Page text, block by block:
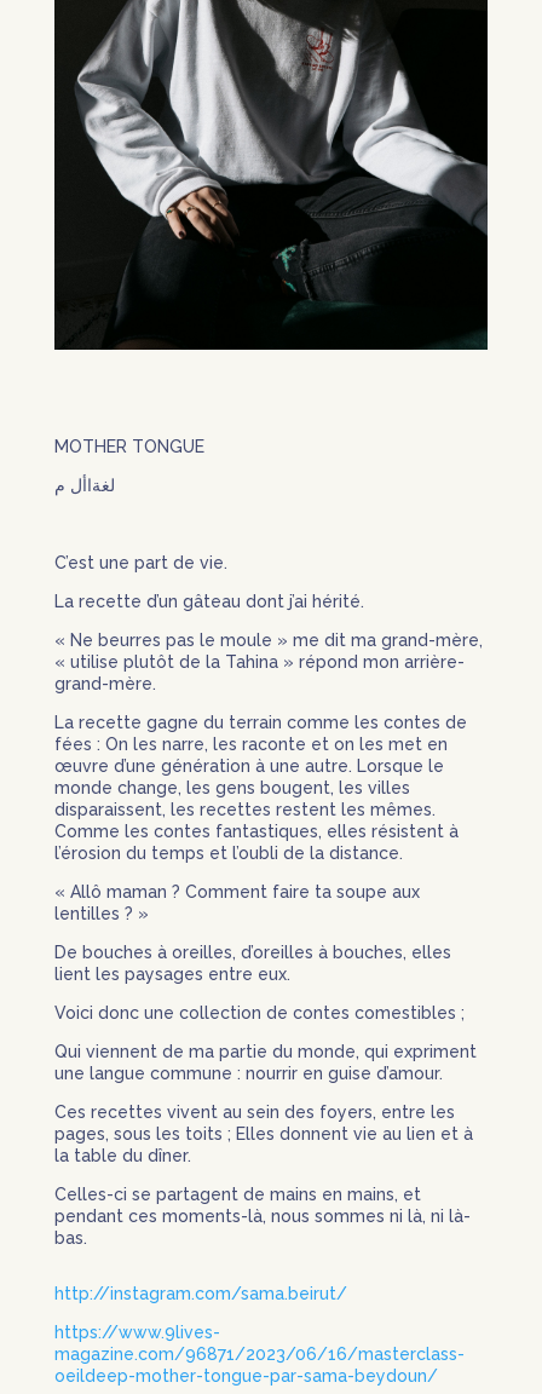
MOTHER TONGUE
لغةاأل م
C’est une part de vie.
La recette d’un gâteau dont j’ai hérité.
« Ne beurres pas le moule » me dit ma grand-mère,
« utilise plutôt de la Tahina » répond mon arrière-
grand-mère.
La recette gagne du terrain comme les contes de
fées : On les narre, les raconte et on les met en
œuvre d’une génération à une autre. Lorsque le
monde change, les gens bougent, les villes
disparaissent, les recettes restent les mêmes.
Comme les contes fantastiques, elles résistent à
l’érosion du temps et l’oubli de la distance.
« Allô maman ? Comment faire ta soupe aux
lentilles ? »
De bouches à oreilles, d’oreilles à bouches, elles
lient les paysages entre eux.
Voici donc une collection de contes comestibles ;
Qui viennent de ma partie du monde, qui expriment
une langue commune : nourrir en guise d’amour.
Ces recettes vivent au sein des foyers, entre les
pages, sous les toits ; Elles donnent vie au lien et à
la table du dîner.
Celles-ci se partagent de mains en mains, et
pendant ces moments-là, nous sommes ni là, ni là-
bas.
http://instagram.com/sama.beirut/
https://www.9lives-
magazine.com/96871/2023/06/16/masterclass-
oeildeep-mother-tongue-par-sama-beydoun/